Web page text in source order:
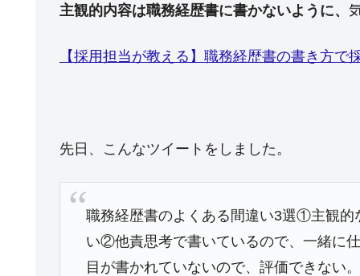
主観的内容は職務経歴書に書かないように、
【採用担当が教える】職務経歴書の書き方
先日、こんなツイートをしました。
職務経歴書のよくある間違い3選①主観
い②他責思考で書いているので、一緒に
目が書かれていないので、評価できない